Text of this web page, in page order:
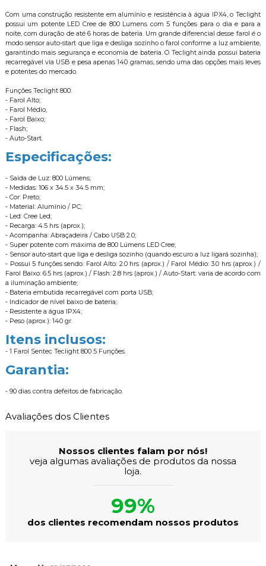
Com uma construção resistente em alumínio e resistência à água IPX4, o Teclight
possui um potente LED Cree de 800 Lumens com 5 funções para o dia e para a
noite, com duração de até 6 horas de bateria. Um grande diferencial desse farol é o
modo sensor auto-start que liga e desliga sozinho o farol conforme a luz ambiente,
garantindo mais segurança e economia de bateria. O Teclight ainda possui bateria
recarregável via USB e pesa apenas 140 gramas, sendo uma das opções mais leves
e potentes do mercado.
Funções Teclight 800:
- Farol Alto;
- Farol Médio;
- Farol Baixo;
- Flash;
- Auto-Start.
Especificações:
- Saída de Luz: 800 Lúmens;
- Medidas: 106 x 34.5 x 34.5 mm;
- Cor: Preto;
- Material: Alumínio / PC;
- Led: Cree Led;
- Recarga: 4.5 hrs (aprox.);
- Acompanha: Abraçadeira / Cabo USB 2.0;
- Super potente com máxima de 800 Lúmens LED Cree;
- Sensor auto-start que liga e desliga sozinho (quando escuro a luz ligará sozinha);
- Possui 5 funções sendo: Farol Alto: 2.0 hrs (aprox.) / Farol Médio: 3.0 hrs (aprox.) /
Farol Baixo: 6.5 hrs (aprox.) / Flash: 2.8 hrs (aprox.) / Auto-Start: varia de acordo com
a iluminação ambiente;
- Bateria embutida recarregável com porta USB;
- Indicador de nível baixo de bateria;
- Resistente a água IPX4;
- Peso (aprox.): 140 gr.
Itens inclusos:
- 1 Farol Sentec Teclight 800 5 Funções.
Garantia:
- 90 dias contra defeitos de fabricação.
Avaliações dos Clientes
Nossos clientes falam por nós!
veja algumas avaliações de produtos da nossa
loja.
99%
dos clientes recomendam nossos produtos